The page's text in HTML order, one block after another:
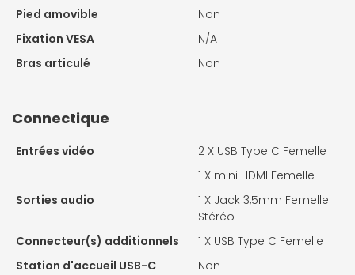
Pied amovible
Non
Fixation VESA
N/A
Bras articulé
Non
Connectique
Entrées vidéo 2 X USB Type C Femelle
1 X mini HDMI Femelle
Sorties audio
1 X Jack 3,5mm Femelle
Stéréo
Connecteur(s) additionnels
1 X USB Type C Femelle
Station d'accueil USB-C
Non